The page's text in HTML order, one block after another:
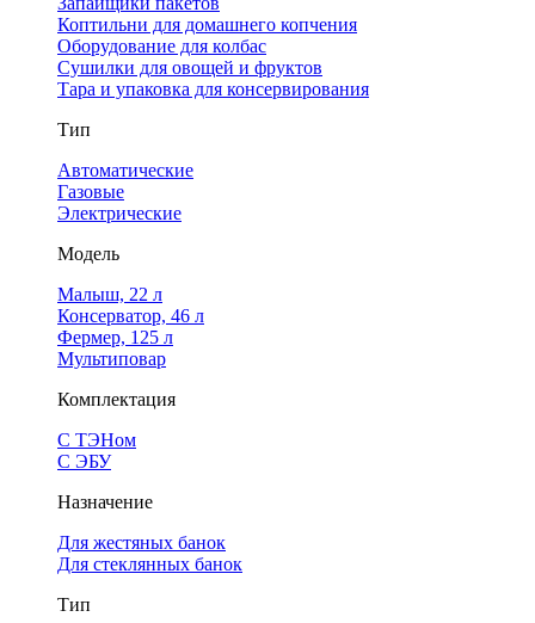
Коптильни для домашнего копчения
Оборудование для колбас
Сушилки для овощей и фруктов
Тара и упаковка для консервирования
Тип
Автоматические
Газовые
Электрические
Модель
Малыш, 22 л
Консерватор, 46 л
Фермер, 125 л
Мультиповар
Комплектация
С ТЭНом
С ЭБУ
Назначение
Для жестяных банок
Для стеклянных банок
Тип